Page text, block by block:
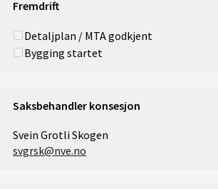
Fremdrift
Detaljplan / MTA godkjent
Bygging startet
Saksbehandler konsesjon
Svein Grotli Skogen
svgrsk@nve.no